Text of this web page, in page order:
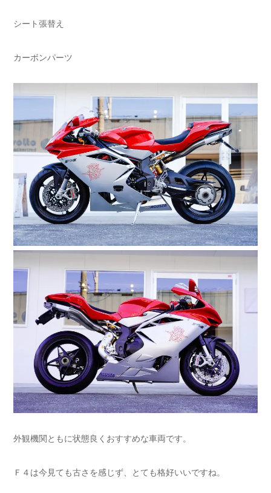
シート張替え
カーボンパーツ
外観機関ともに状態良くおすすめな車両です。
Ｆ４は今見ても古さを感じず、とても格好いいですね。